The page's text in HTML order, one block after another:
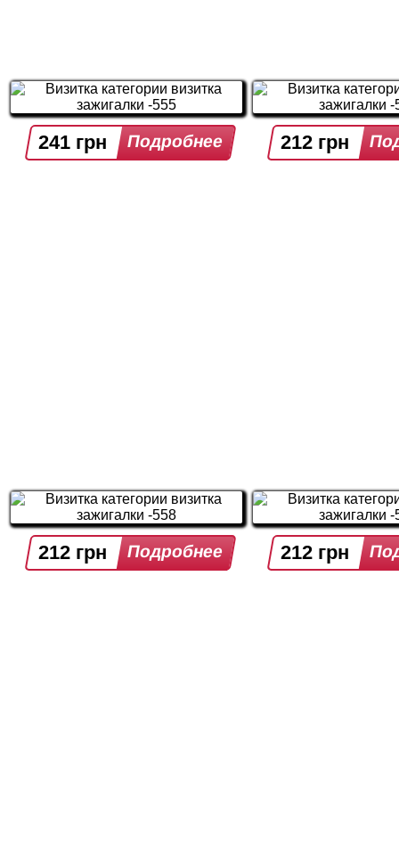
241 грн 212 грн
212 грн 212 грн